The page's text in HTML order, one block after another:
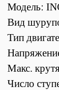
Модель:
Вид
Тип
Макс.
Число